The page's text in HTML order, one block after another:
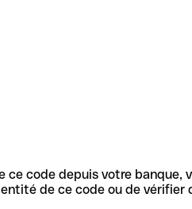
code depuis votre
de ce code ou de